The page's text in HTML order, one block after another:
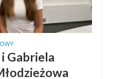
Gabriela